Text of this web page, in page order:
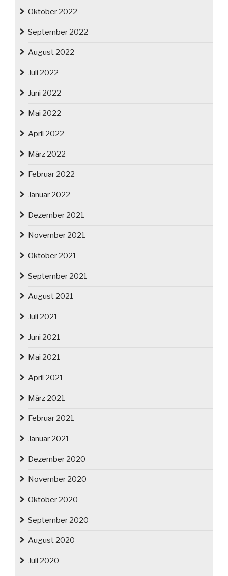
Oktober 2022
September 2022
August 2022
Juli 2022
Juni 2022
Mai 2022
April 2022
März 2022
Februar 2022
Januar 2022
Dezember 2021
November 2021
Oktober 2021
September 2021
August 2021
Juli 2021
Juni 2021
Mai 2021
April 2021
März 2021
Februar 2021
Januar 2021
Dezember 2020
November 2020
Oktober 2020
September 2020
August 2020
Juli 2020